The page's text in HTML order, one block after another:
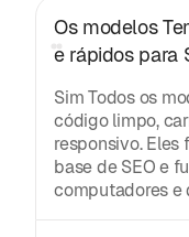
Os modelos
e rápidos para
Sim Todos os
código limpo,
responsivo. Eles
base de SEO e
computadores e